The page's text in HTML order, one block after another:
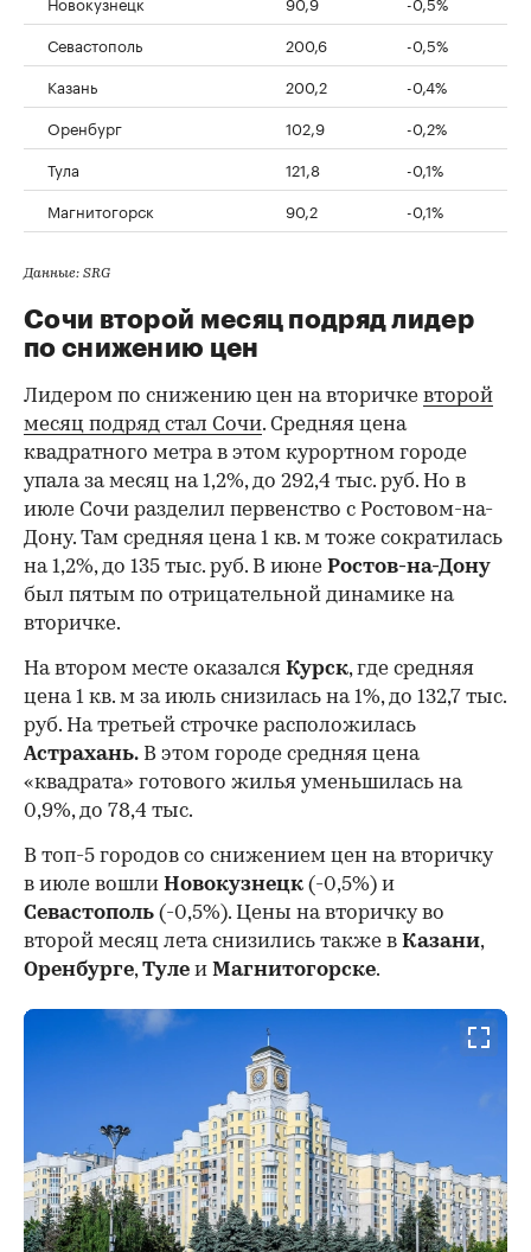
Севастополь
200,6
-0,5%
Казань
200,2
-0,4%
Оренбург
102,9
-0,2%
Тула
121,8
-0,1%
Магнитогорск
90,2 -0,1%
Данные: SRG
Сочи второй месяц подряд лидер
по снижению цен
Лидером по снижению цен на вторичке второй
месяц подряд стал Сочи. Средняя цена
квадратного метра в этом курортном городе
упала за месяц на 1,2%, до 292,4 тыс. руб. Но в
июле Сочи разделил первенство с Ростовом-на-
Дону. Там средняя цена 1 кв. м тоже сократилась
на 1,2%, до 135 тыс. руб. В июне Ростов-на-Дону
был пятым по отрицательной динамике на
вторичке.
На втором месте оказался Курск, где средняя
цена 1 кв. м за июль снизилась на 1%, до 132,7 тыс.
руб. На третьей строчке расположилась
Астрахань. В этом городе средняя цена
«квадрата» готового жилья уменьшилась на
0,9%, до 78,4 тыс.
В топ-5 городов со снижением цен на вторичку
в июле вошли Новокузнецк (-0,5%) и
Севастополь (-0,5%). Цены на вторичку во
второй месяц лета снизились также в Казани,
Оренбурге,Туле и Магнитогорске.